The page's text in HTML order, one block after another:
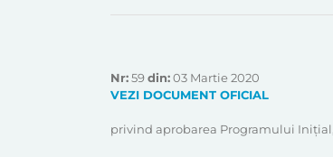
Nr:59din:03 Martie 2020
VEZI DOCUMENT OFICIAL
privind aprobarea Programului